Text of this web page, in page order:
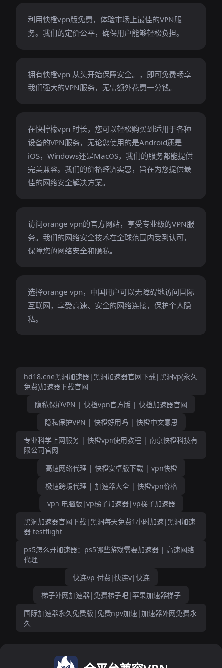
利用快橙vpn版免费，体验市场上最佳的VPN服
务。我们的定价公平，确保用户能够轻松负担。
拥有快橙vpn 从头开始保障安全。，即可免费畅享
我们强大的VPN服务，无需额外花费一分钱。
在快柠檬vpn 时长，您可以轻松购买到适用于各种
设备的VPN服务，无论您使用的是Android还是
iOS，Windows还是MacOS，我们的服务都能提供
完美兼容。我们的价格经济实惠，旨在为您提供最
佳的网络安全解决方案。
访问orange vpn的官方网站，享受专业级的VPN服
务。我们的网络安全技术在全球范围内受到认可，
保障您的网络安全和隐私。
选择orange vpn，中国用户可以无障碍地访问国际
互联网，享受高速、安全的网络连接，保护个人隐
私。
hd18.cne黑洞加速器|黑洞加速器官网下载|黑洞vp(永久
免费)加速器下载官网
隐私保护VPN | 快橙vpn官方版 | 快橙加速器官网
隐私保护VPN | 快橙好用吗 | 快橙中文意思
专业科学上网服务 | 快橙vpn使用教程 | 南京快橙科技有
限公司官网
高速网络代理 | 快橙安卓版下载 | vpn快橙
极速跨境代理 | 加速器大全 | 快橙vpn价格
vpn 电脑版|vp梯子加速器|vp梯子加速器
黑洞加速器官网下载|黑洞每天免费1小时加速|黑洞加速
器 testflight
ps5怎么开加速器：ps5哪些游戏需要加速器 | 高速网络
代理
快连vp 付费|快连v|快连
梯子外网加速器|免费梯子吧|苹果加速器梯子
国际加速器永久免费版|免费npv加速|加速器外网免费永
久